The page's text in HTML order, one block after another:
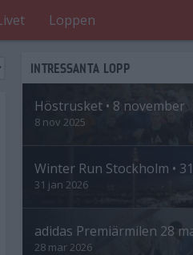
Loppen
INTRESSANTA LOPP
Höstrusket • 8 november
8 nov 2025
Winter Run Stockholm •
31 jan 2026
adidas Premiärmilen 28
28 mar 2026